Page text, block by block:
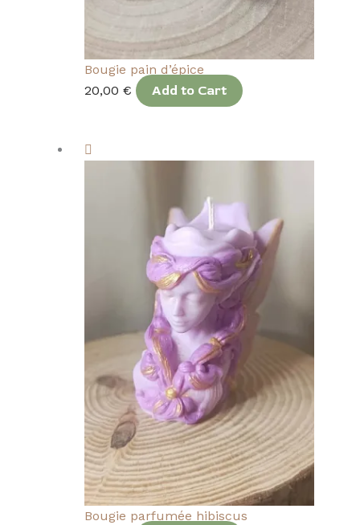
Bougie pain d’épice
20,00 € Add to Cart
Bougie parfumée hibiscus